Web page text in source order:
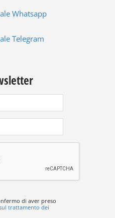
Whatsapp
Telegram
di aver preso
trattamento dei